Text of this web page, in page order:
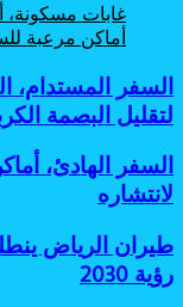
غابات مسكونة،
أماكن مرعبة
السفر
المستدام،
السياحة
البيئية:
9
طرق
وفعالة
لتقليل
البصمة
لتقليل البصمة
السفر
الهادئ،
أماكن
غير
مزدحمة:
7
لانتشاره
طيران
الرياض
ينطلق
طيران الرياض
رؤية 2030